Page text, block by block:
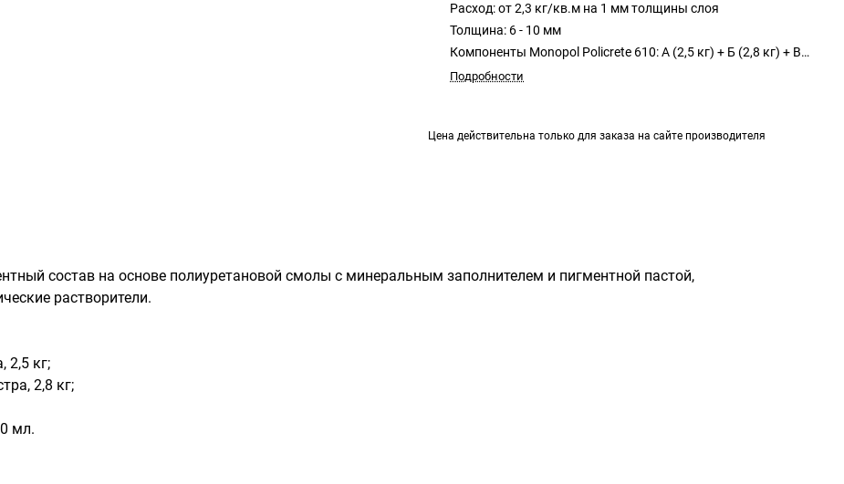
Расход: от 2,3 кг/кв.м на 1 мм толщины слоя
Толщина: 6 - 10 мм
Компоненты Monopol Policrete 610: А (2,5 кг) + Б (2,8 кг) + В
(25 кг) + пигментная паста (150 мл)
Подробности
Цена действительна только для заказа на сайте производителя
состав на основе полиуретановой смолы с минеральным заполнителем и пигментной пастой,
растворители.
2,5 кг;
2,8 кг;
мл.